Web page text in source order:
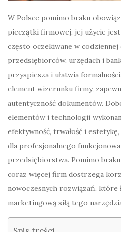
W Polsce pomimo braku
pieczątki firmowej, jej użycie
często oczekiwane w codziennej
przedsiębiorców, urzędach i
przyspiesza i ułatwia
element wizerunku firmy,
autentyczność dokumentów.
elementów i technologii
efektywność, trwałość i
dla profesjonalnego
przedsiębiorstwa. Pomimo
coraz więcej firm dostrzega
nowoczesnych rozwiązań, które
marketingową siłą tego